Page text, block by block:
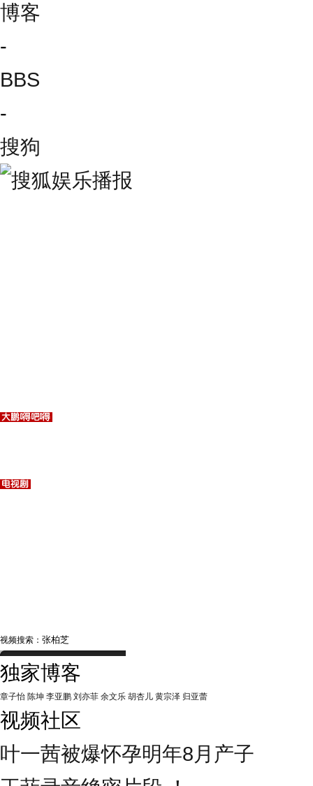
博客
-
BBS
-
搜狗
视频搜索：
独家博客
章子怡 陈坤 李亚鹏 刘亦菲 余文乐 胡杏儿 黄宗泽 归亚蕾
视频社区
叶一茜被爆怀孕明年8月产子